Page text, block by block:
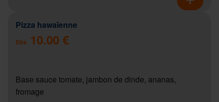
Pizza hawaïenne
Dès 10.00 €
Base sauce tomate, jambon de dinde, ananas,
fromage